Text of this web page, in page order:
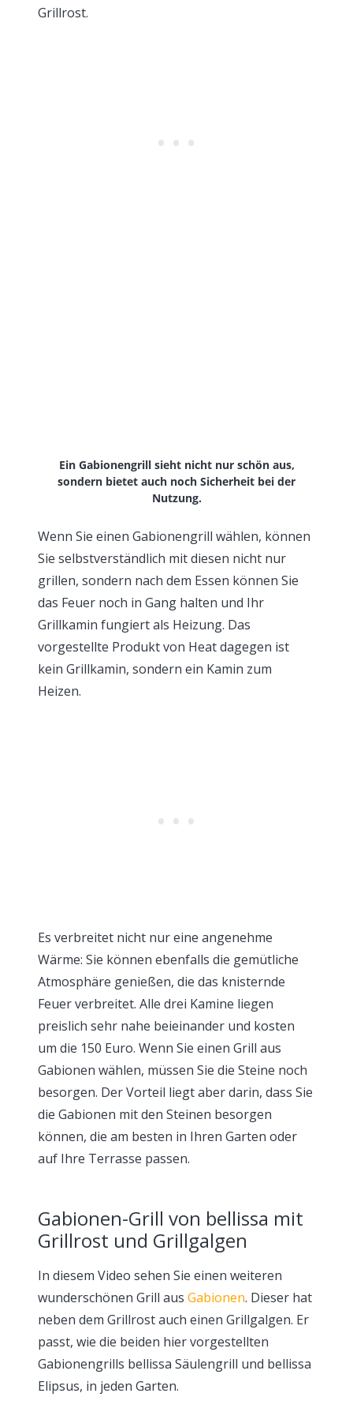
Grillrost.
Ein Gabionengrill sieht nicht nur schön aus,
sondern bietet auch noch Sicherheit bei der
Nutzung.
Wenn Sie einen Gabionengrill wählen, können
Sie selbstverständlich mit diesen nicht nur
grillen, sondern nach dem Essen können Sie
das Feuer noch in Gang halten und Ihr
Grillkamin fungiert als Heizung. Das
vorgestellte Produkt von Heat dagegen ist
kein Grillkamin, sondern ein Kamin zum
Heizen.
Es verbreitet nicht nur eine angenehme
Wärme: Sie können ebenfalls die gemütliche
Atmosphäre genießen, die das knisternde
Feuer verbreitet. Alle drei Kamine liegen
preislich sehr nahe beieinander und kosten
um die 150 Euro. Wenn Sie einen Grill aus
Gabionen wählen, müssen Sie die Steine noch
besorgen. Der Vorteil liegt aber darin, dass Sie
die Gabionen mit den Steinen besorgen
können, die am besten in Ihren Garten oder
auf Ihre Terrasse passen.
Gabionen-Grill von bellissa mit
Grillrost und Grillgalgen
In diesem Video sehen Sie einen weiteren
wunderschönen Grill aus Gabionen. Dieser hat
neben dem Grillrost auch einen Grillgalgen. Er
passt, wie die beiden hier vorgestellten
Gabionengrills bellissa Säulengrill und bellissa
Elipsus, in jeden Garten.